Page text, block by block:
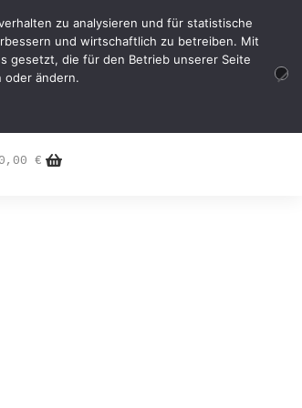
€
zu analysieren und für statistische
und wirtschaftlich zu betreiben. Mit
gesetzt, die für den Betrieb unserer Seite
oder ändern.